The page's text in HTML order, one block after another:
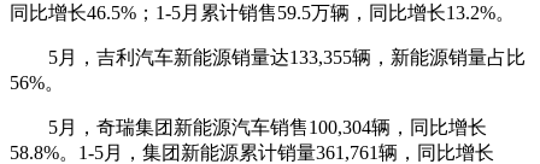
同比增长46.5%；1-5月累计销售59.5万辆，同比增长13.2%。
5月，吉利汽车新能源销量达133,355辆，新能源销量占比
56%。
5月，奇瑞集团新能源汽车销售100,304辆，同比增长
58.8%。1-5月，集团新能源累计销量361,761辆，同比增长